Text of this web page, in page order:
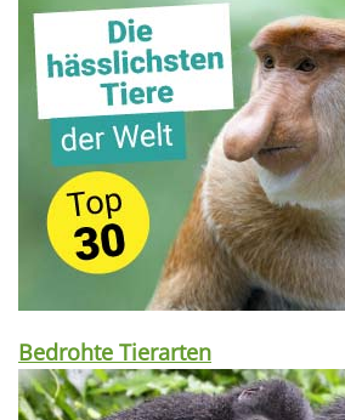
Bedrohte Tierarten